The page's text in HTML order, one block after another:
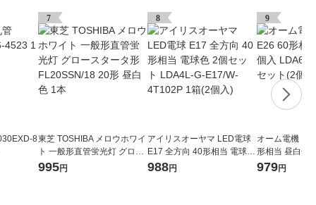
8
7
東芝 TOSHIBA メロウホワイ
ト 一般形直管蛍光灯 グロー
スタータ形 FL20SSN/18 20
995円
8
アイリスオーヤマ LED電球
E17 全方向 40形相当 電球色
2個セット LDA4L-G-E17/W-
988円
9
オーム電機
形相当 昼白色
GAG592P 1セ
979円